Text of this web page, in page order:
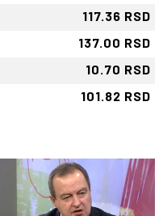
117.36 RSD
137.00 RSD
10.70 RSD
101.82 RSD